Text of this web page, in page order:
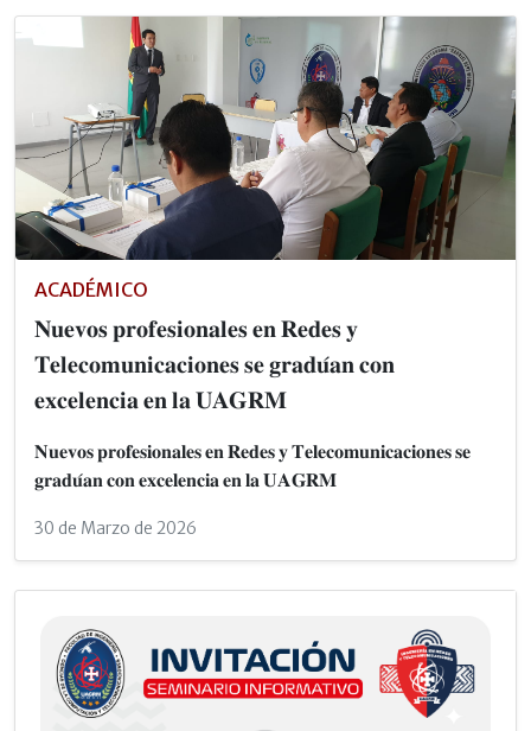
ACADÉMICO
𝐍𝐮𝐞𝐯𝐨𝐬 𝐩𝐫𝐨𝐟𝐞𝐬𝐢𝐨𝐧𝐚𝐥𝐞𝐬 𝐞𝐧 𝐑𝐞𝐝𝐞𝐬 𝐲
𝐓𝐞𝐥𝐞𝐜𝐨𝐦𝐮𝐧𝐢𝐜𝐚𝐜𝐢𝐨𝐧𝐞𝐬 𝐬𝐞 𝐠𝐫𝐚𝐝𝐮́𝐚𝐧 𝐜𝐨𝐧
𝐞𝐱𝐜𝐞𝐥𝐞𝐧𝐜𝐢𝐚 𝐞𝐧 𝐥𝐚 𝐔𝐀𝐆𝐑𝐌
𝐍𝐮𝐞𝐯𝐨𝐬 𝐩𝐫𝐨𝐟𝐞𝐬𝐢𝐨𝐧𝐚𝐥𝐞𝐬 𝐞𝐧 𝐑𝐞𝐝𝐞𝐬 𝐲 𝐓𝐞𝐥𝐞𝐜𝐨𝐦𝐮𝐧𝐢𝐜𝐚𝐜𝐢𝐨𝐧𝐞𝐬 𝐬𝐞
𝐠𝐫𝐚𝐝𝐮́𝐚𝐧 𝐜𝐨𝐧 𝐞𝐱𝐜𝐞𝐥𝐞𝐧𝐜𝐢𝐚 𝐞𝐧 𝐥𝐚 𝐔𝐀𝐆𝐑𝐌
30 de Marzo de 2026